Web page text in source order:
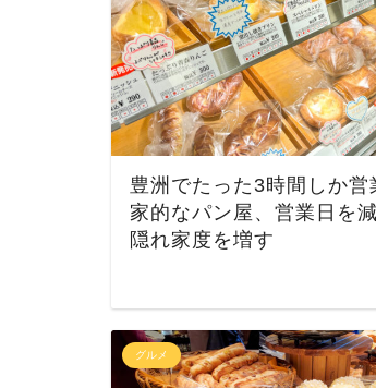
豊洲でたった3時間しか営
家的なパン屋、営業日を
隠れ家度を増す
グルメ